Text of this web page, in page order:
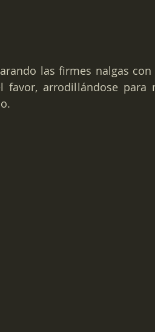
las firmes nalgas con
favor, arrodillándose para